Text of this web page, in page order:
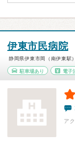
伊東市民病院
静岡県伊東市岡（南伊東駅）
駐車場あり 電子
ア